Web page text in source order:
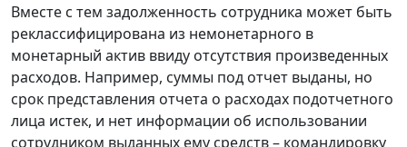
Вместе с тем задолженность сотрудника может быть
реклассифицирована из немонетарного в
монетарный актив ввиду отсутствия произведенных
расходов. Например, суммы под отчет выданы, но
срок представления отчета о расходах подотчетного
лица истек, и нет информации об использовании
сотрудником выданных ему средств – командировку